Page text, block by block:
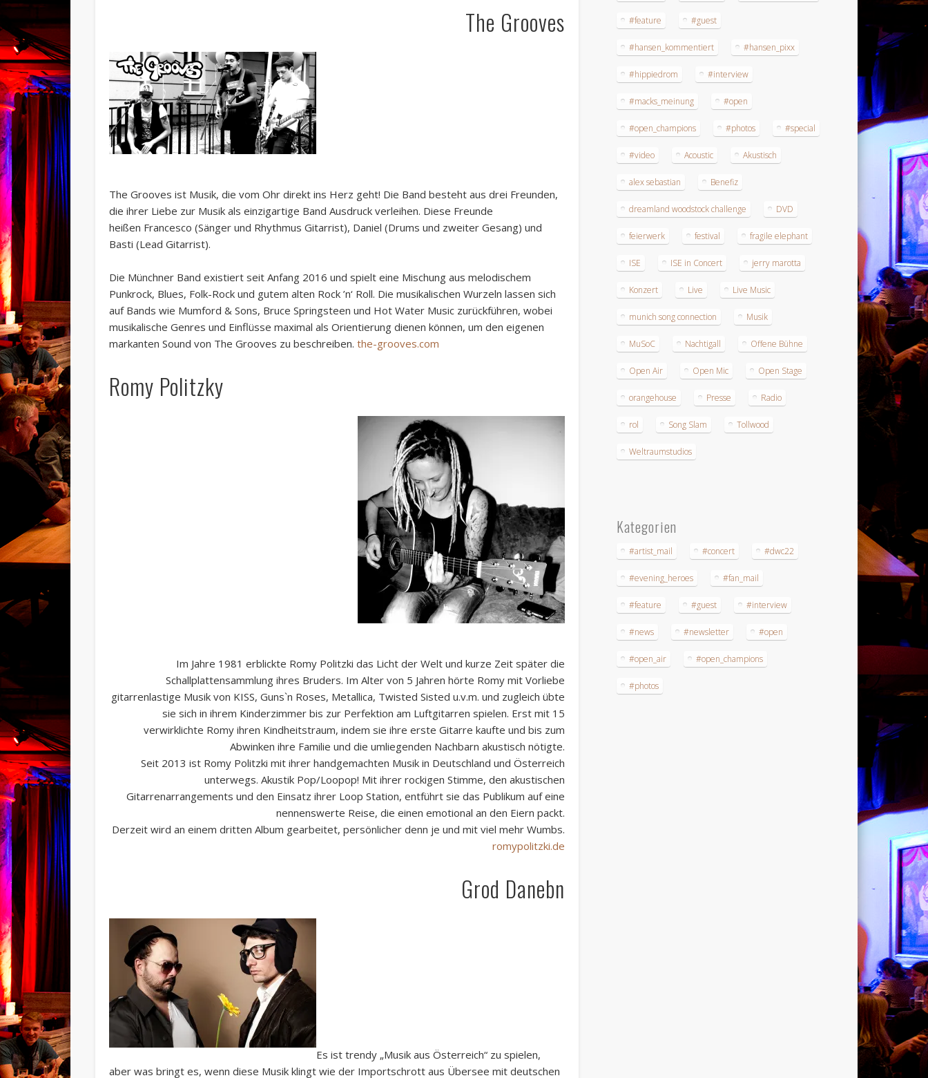
The Grooves
The Grooves ist Musik, die vom Ohr direkt ins Herz geht! Die Band besteht aus drei Freunden,
die ihrer Liebe zur Musik als einzigartige Band Ausdruck verleihen. Diese Freunde
heißen Francesco (Sänger und Rhythmus Gitarrist), Daniel (Drums und zweiter Gesang) und
Basti (Lead Gitarrist).
Die Münchner Band existiert seit Anfang 2016 und spielt eine Mischung aus melodischem
Punkrock, Blues, Folk-Rock und gutem alten Rock ’n‘ Roll. Die musikalischen Wurzeln lassen sich
auf Bands wie Mumford & Sons, Bruce Springsteen und Hot Water Music zurückführen, wobei
musikalische Genres und Einflüsse maximal als Orientierung dienen können, um den eigenen
markanten Sound von The Grooves zu beschreiben.the-grooves.com
Romy Politzky
Im Jahre 1981 erblickte Romy Politzki das Licht der Welt und kurze Zeit später die
Schallplattensammlung ihres Bruders. Im Alter von 5 Jahren hörte Romy mit Vorliebe
gitarrenlastige Musik von KISS, Guns`n Roses, Metallica, Twisted Sisted u.v.m. und zugleich übte
sie sich in ihrem Kinderzimmer bis zur Perfektion am Luftgitarren spielen. Erst mit 15
verwirklichte Romy ihren Kindheitstraum, indem sie ihre erste Gitarre kaufte und bis zum
Abwinken ihre Familie und die umliegenden Nachbarn akustisch nötigte.
Seit 2013 ist Romy Politzki mit ihrer handgemachten Musik in Deutschland und Österreich
unterwegs. Akustik Pop/Loopop! Mit ihrer rockigen Stimme, den akustischen
Gitarrenarrangements und den Einsatz ihrer Loop Station, entführt sie das Publikum auf eine
nennenswerte Reise, die einen emotional an den Eiern packt.
Derzeit wird an einem dritten Album gearbeitet, persönlicher denn je und mit viel mehr Wumbs.
romypolitzki.de
Grod Danebn
Es ist trendy „Musik aus Österreich“ zu spielen,
aber was bringt es, wenn diese Musik klingt wie der Importschrott aus Übersee mit deutschen
#feature #guest
#hansen_kommentiert #hansen_pixx
#hippiedrom #interview
#macks_meinung #open
#open_champions #photos #special
#video Acoustic Akustisch
alex sebastian Benefiz
dreamland woodstock challenge DVD
feierwerk festival fragile elephant
ISE ISE in Concert jerry marotta
Konzert Live Live Music
munich song connection Musik
MuSoC Nachtigall Offene Bühne
Open Air Open Mic Open Stage
orangehouse Presse Radio
rol Song Slam Tollwood
Weltraumstudios
Kategorien
#artist_mail #concert #dwc22
#evening_heroes #fan_mail
#feature #guest #interview
#news #newsletter #open
#open_air #open_champions
#photos